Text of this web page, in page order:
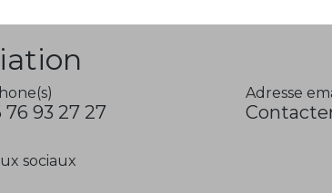
76 93 27 27
Adresse
sociaux